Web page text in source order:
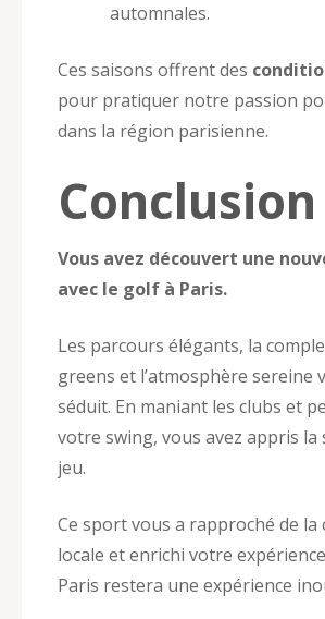
automnales.
Ces saisons offrent des
pour pratiquer notre passion
dans la région parisienne.
Conclusion
Vous avez découvert une
avec le golf à Paris.
Les parcours élégants, la
greens et l’atmosphère sereine
séduit. En maniant les clubs et
votre swing, vous avez appris la
jeu.
Ce sport vous a rapproché de la
locale et enrichi votre
Paris restera une expérience